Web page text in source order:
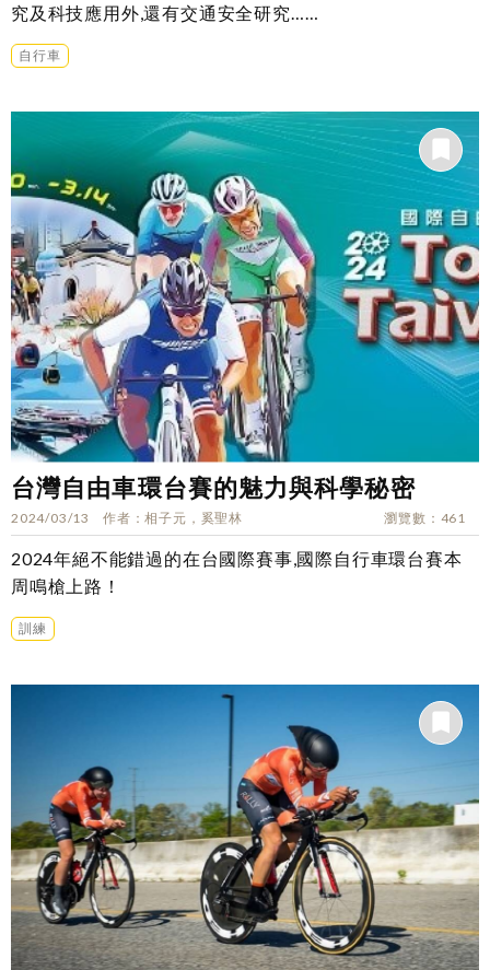
究及科技應用外,還有交通安全研究……
自行車
台灣自由車環台賽的魅力與科學秘密
2024/03/13 作者 相子元，奚聖林 瀏覽數 461
2024年絕不能錯過的在台國際賽事,國際自行車環台賽本
周鳴槍上路！
訓練